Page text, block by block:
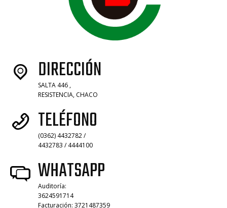
DIRECCIÓN
SALTA 446 ,
RESISTENCIA, CHACO
TELÉFONO
(0362) 4432782 /
4432783 / 4444100
WHATSAPP
Auditoría:
3624591714
Facturación: 3721487359